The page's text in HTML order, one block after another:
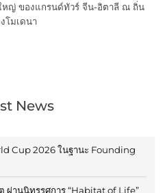
หญ่ ของแกรนด์ทัวร์ จีน-อิตาลี ณ ถิ่น
โมเดนา
News
Cup 2026 ในฐานะ Founding
ผ่านนิทรรศการ “Habitat of Life”